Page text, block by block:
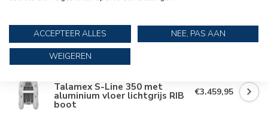
Talamex S-Line 350 RIB boot
/ rubberboot met aluminium
vloer / romp
€3.459,95
Talamex S-Line 350 met
aluminium vloer lichtgrijs RIB
boot
€3.459,95
ACCEPTEER ALLES
NEE, PAS AAN
WEIGEREN